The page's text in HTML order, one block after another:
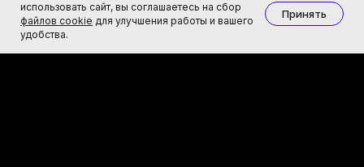
использовать сайт, вы соглашаетесь на сбор
файлов cookie для улучшения работы и вашего
удобства.
Принять